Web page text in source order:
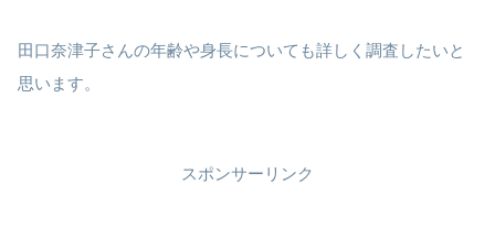
田口奈津子さんの年齢や身長についても詳しく調査したいと
思います。
スポンサーリンク